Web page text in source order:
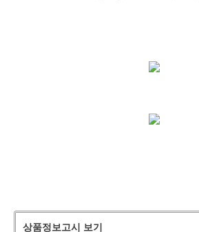
상품정보고시 보기